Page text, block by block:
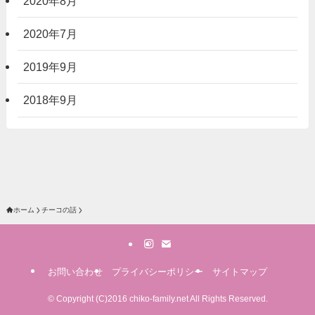
2020年7月
2019年9月
2018年9月
ホーム チーコの話
お問い合わせ プライバシーポリシー サイトマップ
©Copyright (C)2016 chiko-family.net All Rights Reserved.